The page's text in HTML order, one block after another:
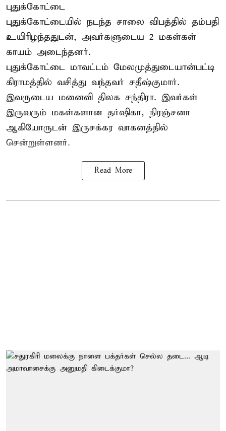
புதுக்கோட்டை
புதுக்கோட்டையில் நடந்த சாலை விபத்தில் தம்பதி
உயிரிழந்ததுடன், அவர்களுடைய 2 மகள்கள்
காயம் அடைந்தனர்.
புதுக்கோட்டை மாவட்டம் மேலமுத்துடையான்பட்டி
கிராமத்தில் வசித்து வந்தவர் சதீஷ்குமார்.
இவருடைய மனைவி திலக சந்திரா. இவர்கள்
இருவரும் மகள்களான தர்ஷிகா, நிரஞ்சனா
ஆகியோருடன் இருசக்கர வாகனத்தில்
சென்றுள்ளனர்.
Read More